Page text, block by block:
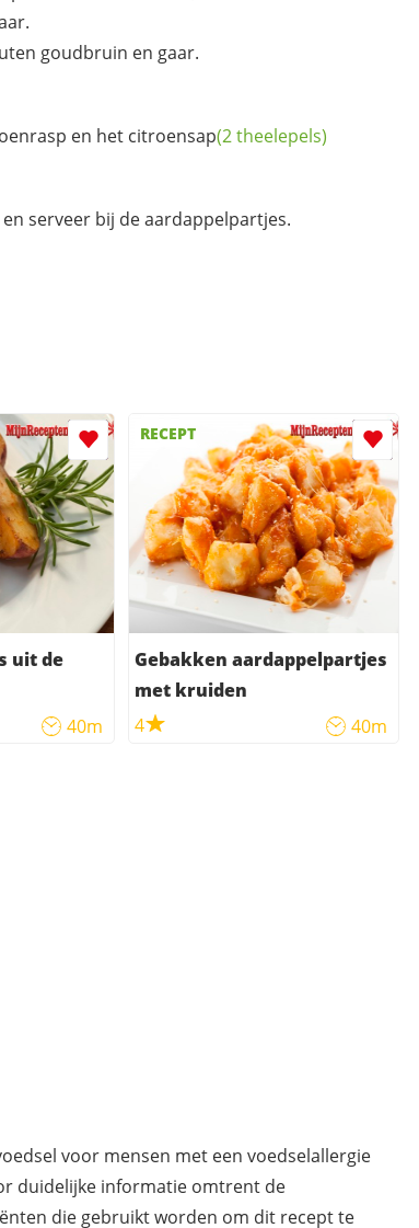
goudbruin en gaar.
en het citroensap(2 theelepels)
en serveer bij de aardappelpartjes.
uit de
40m
RECEPT
Gebakken aardappelpartjes
met kruiden
4
40m
voor mensen met een voedselallergie
duidelijke informatie omtrent de
die gebruikt worden om dit recept te